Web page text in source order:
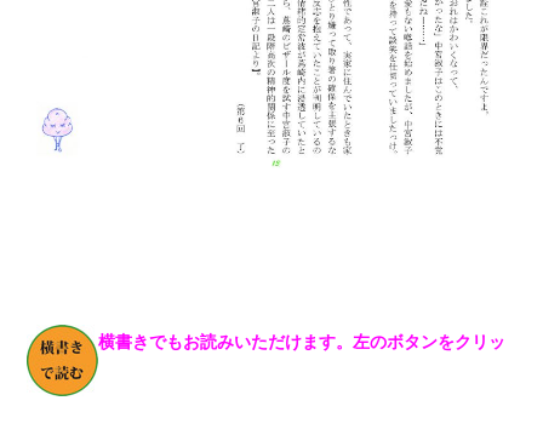
横書きでもお読みいただけます。左のボタンをクリッ